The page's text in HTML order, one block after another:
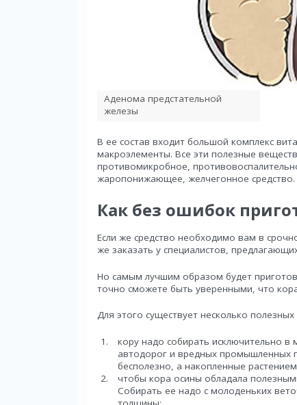
Аденома предстательной
железы
В ее состав входит большой комплекс
макроэлементы. Все эти полезные
противомикробное,
жаропонижающее, желчегонное средство.
Как без ошибок
Если же средство необходимо вам в
же заказать у специалистов,
Но самым лучшим образом будет
точно сможете быть уверенными, что
Для этого существует несколько
кору надо собирать исключительно в
автодорог и вредных промышленных
бесполезно, а накопленные
чтобы кора осины обладала
Собирать ее надо с молоденьких